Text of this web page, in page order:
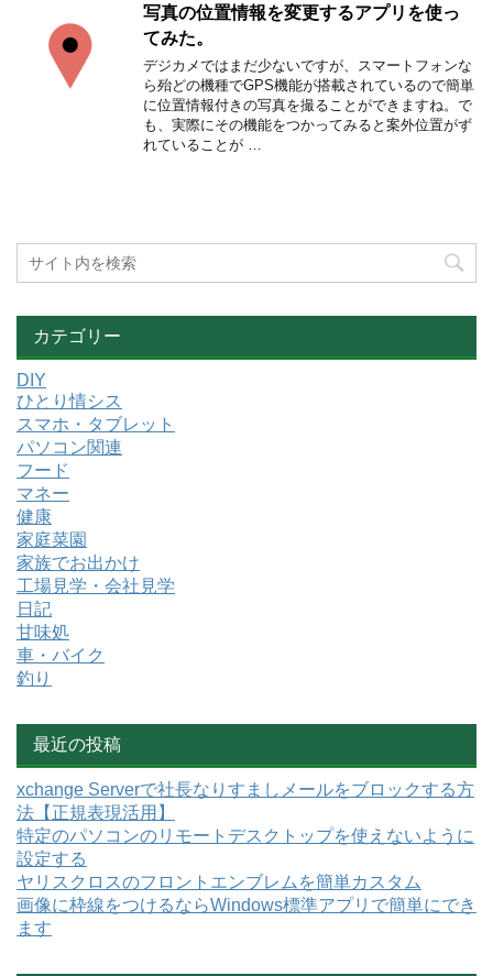
写真の位置情報を変更するアプリを使っ
てみた。
デジカメではまだ少ないですが、スマートフォンな
ら殆どの機種でGPS機能が搭載されているので簡単
に位置情報付きの写真を撮ることができますね。で
も、実際にその機能をつかってみると案外位置がず
れていることが …
カテゴリー
DIY
ひとり情シス
スマホ・タブレット
パソコン関連
フード
マネー
健康
家庭菜園
家族でお出かけ
工場見学・会社見学
日記
甘味処
車・バイク
釣り
最近の投稿
xchange Serverで社長なりすましメールをブロックする方
法【正規表現活用】
特定のパソコンのリモートデスクトップを使えないように
設定する
ヤリスクロスのフロントエンブレムを簡単カスタム
画像に枠線をつけるならWindows標準アプリで簡単にでき
ます